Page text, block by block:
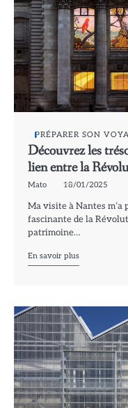
PRÉPARER SON
Découvrez les
lien entre la
Mato 18/01/2025
Ma visite à Nantes
fascinante de la
patrimoine…
En savoir plus